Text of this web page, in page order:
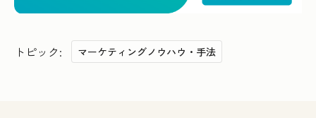
トピック: マーケティングノウハウ・手法